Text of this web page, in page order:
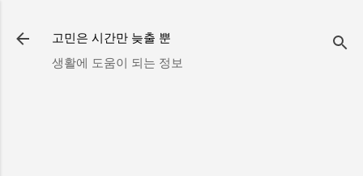
고민은 시간만 늦출 뿐
생활에 도움이 되는 정보